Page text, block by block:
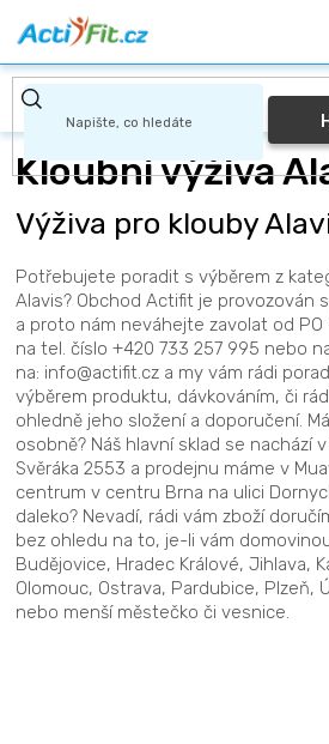
na
obsah
Kloubní výživa
Výživa pro klouby
Potřebujete poradit s výběrem z
Alavis? Obchod Actifit je provozován
a proto nám neváhejte zavolat od PO
na tel. číslo +420 733 257 995 nebo
na: info@actifit.cz a my vám rádi
výběrem produktu, dávkováním, či
ohledně jeho složení a doporučení.
osobně? Náš hlavní sklad se nachází
Svěráka 2553 a prodejnu máme v
centrum v centru Brna na ulici
daleko? Nevadí, rádi vám zboží
bez ohledu na to, je-li vám
Budějovice, Hradec Králové, Jihlava,
Olomouc, Ostrava, Pardubice, Plzeň,
nebo menší městečko či vesnice.